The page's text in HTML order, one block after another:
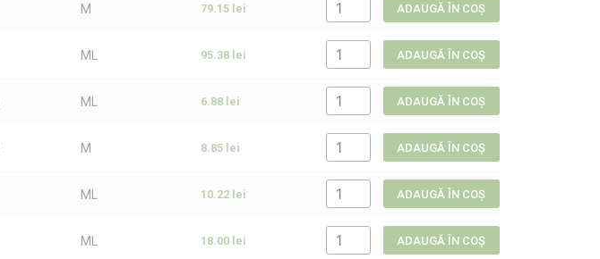
M 79.15 lei ADAUGĂ ÎN COȘ
ML 95.38 lei ADAUGĂ ÎN COȘ
ML 6.88 lei ADAUGĂ ÎN COȘ
M 8.85 lei ADAUGĂ ÎN COȘ
ML 10.22 lei ADAUGĂ ÎN COȘ
ML 18.00 lei ADAUGĂ ÎN COȘ